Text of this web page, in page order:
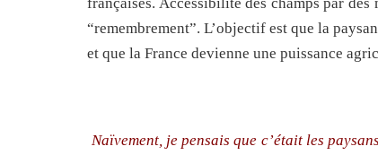
françaises. Accessibilité des champs par
“remembrement”. L’objectif est que la
et que la France devienne une puissance
Naïvement, je pensais que c’était les